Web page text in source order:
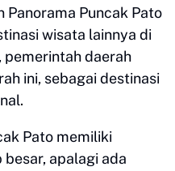
Panorama Puncak Pato
wisata lainnya di
pemerintah daerah
ini, sebagai destinasi
Pato memiliki
apalagi ada